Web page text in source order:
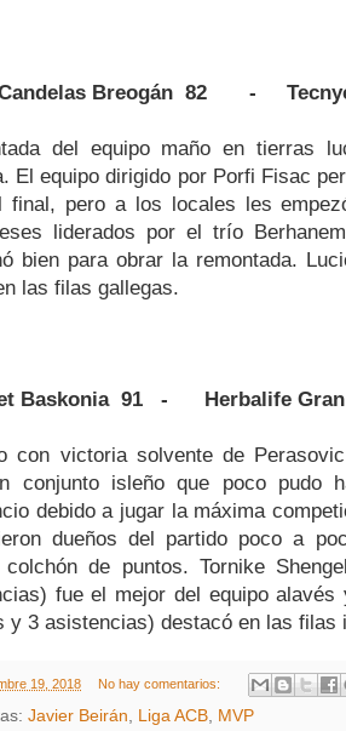
Candelas Breogán 82 -
del equipo maño en tierras
El equipo dirigido por Porfi Fisac
final, pero a los locales les
liderados por el trío
bien para obrar la remontada.
las filas gallegas.
Baskonia 91 - Herbalife Gran
con victoria solvente de
conjunto isleño que poco pudo
debido a jugar la máxima
dueños del partido poco a
colchón de puntos. Tornike
fue el mejor del equipo
y 3 asistencias) destacó en las filas
19, 2018 No hay comentarios:
Javier Beirán, Liga ACB, MVP